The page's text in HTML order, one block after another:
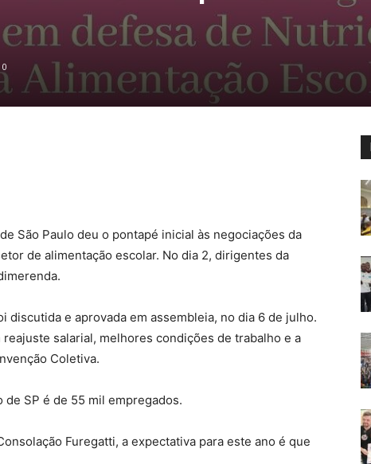
0
São Paulo deu o pontapé inicial às negociações da
de alimentação escolar. No dia 2, dirigentes da
discutida e aprovada em assembleia, no dia 6 de julho.
salarial, melhores condições de trabalho e a
Coletiva.
de SP é de 55 mil empregados.
Furegatti, a expectativa para este ano é que